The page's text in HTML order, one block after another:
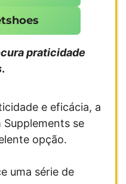
praticidade
.
e eficácia, a
se
opção.
uma série de